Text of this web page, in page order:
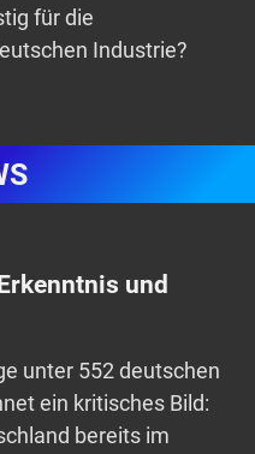
für die
Industrie?
und
unter 552 deutschen
ein kritisches Bild:
bereits im